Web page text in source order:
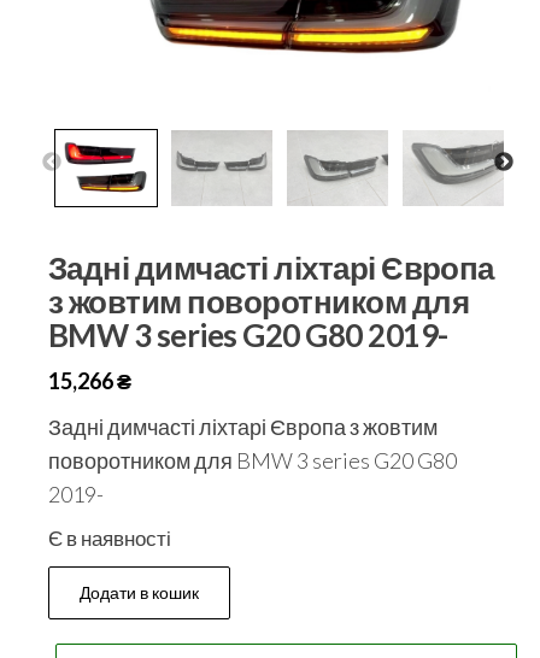
Задні димчасті ліхтарі Європа
з жовтим поворотником для
BMW 3 series G20 G80 2019-
15,266₴
Задні димчасті ліхтарі Європа з жовтим
поворотником для BMW 3 series G20 G80
2019-
Є в наявності
Додати в кошик